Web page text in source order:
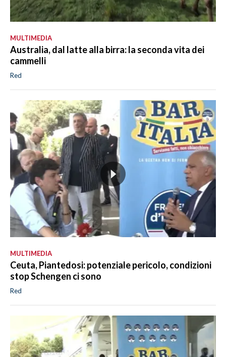
MULTIMEDIA
Australia, dal latte alla birra: la seconda vita dei
cammelli
Red
MULTIMEDIA
Ceuta, Piantedosi: potenziale pericolo, condizioni
stop Schengen ci sono
Red